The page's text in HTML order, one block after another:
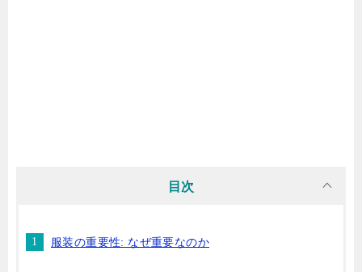
目次
服装の重要性: なぜ重要なのか